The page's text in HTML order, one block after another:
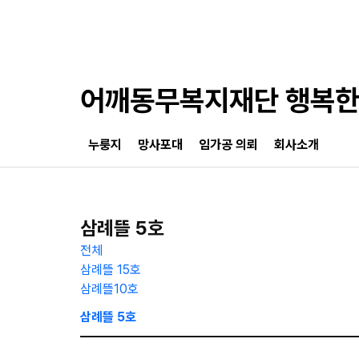
어깨동무복지재단 행복
누룽지 망사포대 임가공 의뢰 회사소개
삼례뜰 5호
전체
삼례뜰 15호
삼례뜰10호
삼례뜰 5호